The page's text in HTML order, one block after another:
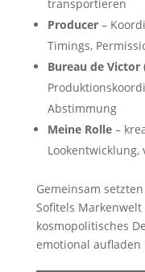
transportieren
Producer–
Timings,
Bureau de Victor
Abstimmung
Meine Rolle–
Gemeinsam
Sofitels
kosmopolitisches
emotional